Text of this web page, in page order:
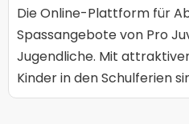
Die Online-Plattform für
Spassangebote von Pro
Jugendliche. Mit
Kinder in den Schulferien